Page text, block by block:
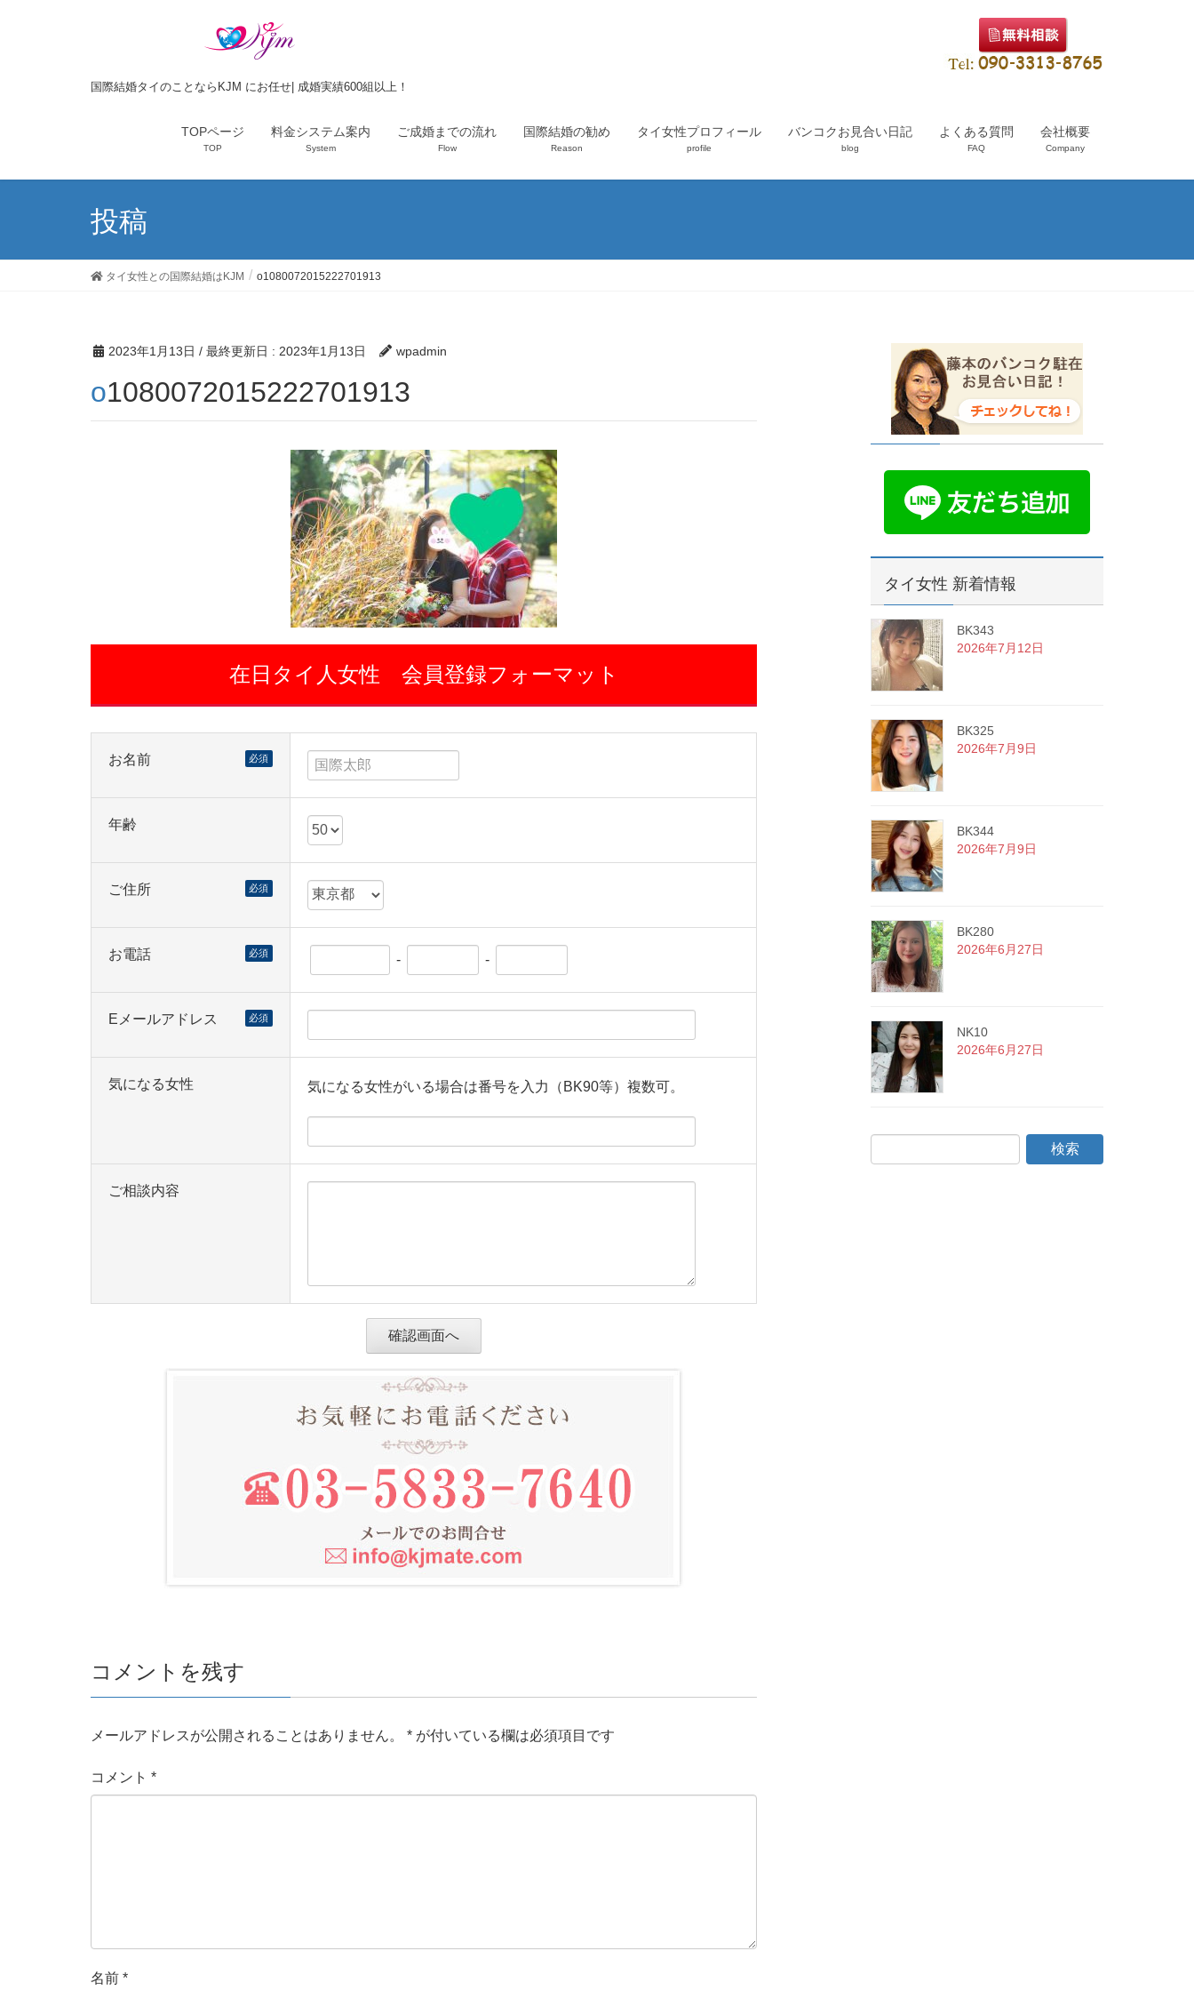
国際結婚タイのことならKJM にお任せ| 成婚実績600組以上！
TOPページ
TOP
料金システム案内
System
ご成婚までの流れ
Flow
国際結婚の勧め
Reason
タイ女性プロフィール
profile
バンコクお見合い日記
blog
よくある質問
FAQ
会社概要
Company
投稿
タイ女性との国際結婚はKJM o1080072015222701913
2023年1月13日 / 最終更新日 : 2023年1月13日 wpadmin
o1080072015222701913
在日タイ人女性 会員登録フォーマット
お名前 必須
年齢
ご住所 必須
お電話 必須 - -
Eメールアドレス 必須
気になる女性 気になる女性がいる場合は番号を入力（BK90等）複数可。
ご相談内容
コメントを残す
メールアドレスが公開されることはありません。 * が付いている欄は必須項目です
コメント *
名前 *
タイ女性 新着情報
BK343
2026年7月12日
BK325
2026年7月9日
BK344
2026年7月9日
BK280
2026年6月27日
NK10
2026年6月27日